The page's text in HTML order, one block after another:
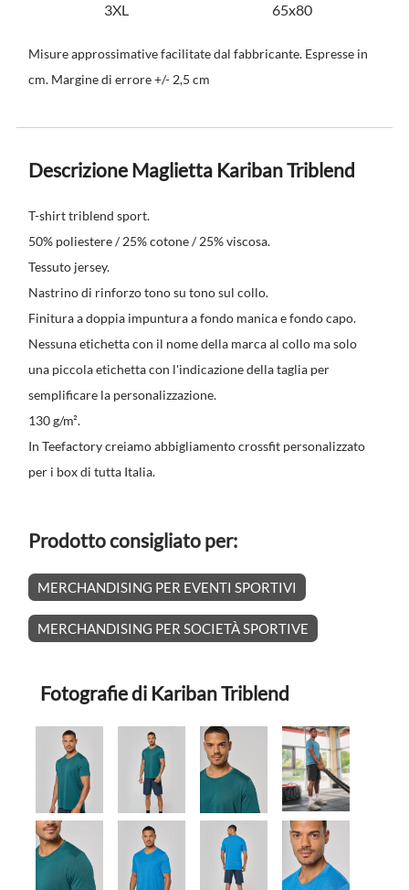
3XL
65x80
Misure approssimative facilitate dal fabbricante. Espresse in
cm. Margine di errore +/- 2,5 cm
Descrizione Maglietta Kariban Triblend
T-shirt triblend sport.
50% poliestere / 25% cotone / 25% viscosa.
Tessuto jersey.
Nastrino di rinforzo tono su tono sul collo.
Finitura a doppia impuntura a fondo manica e fondo capo.
Nessuna etichetta con il nome della marca al collo ma solo
una piccola etichetta con l'indicazione della taglia per
semplificare la personalizzazione.
130 g/m².
In Teefactory creiamo abbigliamento crossfit personalizzato
per i box di tutta Italia.
Prodotto consigliato per:
MERCHANDISING PER EVENTI SPORTIVI
MERCHANDISING PER SOCIETÀ SPORTIVE
Fotografie di Kariban Triblend